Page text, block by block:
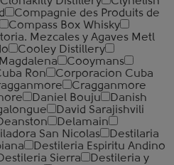
Compagnie des Produits de
Compass Box Whisky
Mezcales y Agaves Metl
Cooley Distillery
Cooymans
Ron
Corporacion Cuba
Cragganmore
Daniel Bouju
Danish
David Sarajishvili
Delamain
San Nicolas
Destilaria
Destileria Espiritu Andino
Sierra
Destileria y